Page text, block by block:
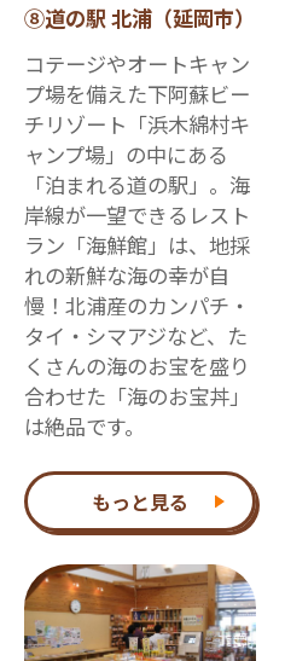
⑧道の駅 北浦（延岡市）
コテージやオートキャン
プ場を備えた下阿蘇ビー
チリゾート「浜木綿村キ
ャンプ場」の中にある
「泊まれる道の駅」。海
岸線が一望できるレスト
ラン「海鮮館」は、地採
れの新鮮な海の幸が自
慢！北浦産のカンパチ・
タイ・シマアジなど、た
くさんの海のお宝を盛り
合わせた「海のお宝丼」
は絶品です。
もっと見る